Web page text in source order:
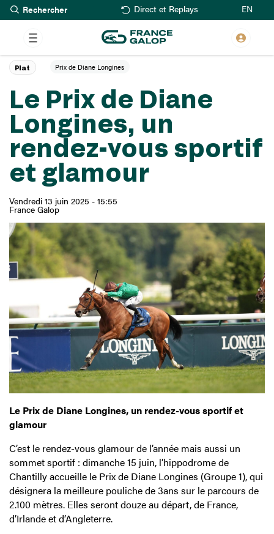
Aller
au
contenu
principal
Rechercher Direct et Replays EN
Le Prix de Diane
Longines, un
rendez-vous sportif
et glamour
Vendredi 13 juin 2025 - 15:55
France Galop
Plat Prix de Diane Longines
Le Prix de Diane Longines, un rendez-vous sportif et
glamour
C’est le rendez-vous glamour de l’année mais aussi un
sommet sportif : dimanche 15 juin, l’hippodrome de
Chantilly accueille le Prix de Diane Longines (Groupe 1), qui
désignera la meilleure pouliche de 3ans sur le parcours de
2.100 mètres. Elles seront douze au départ, de France,
d’Irlande et d’Angleterre.